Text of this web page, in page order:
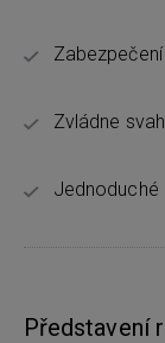
Zvládne
Jednoduché
Představení